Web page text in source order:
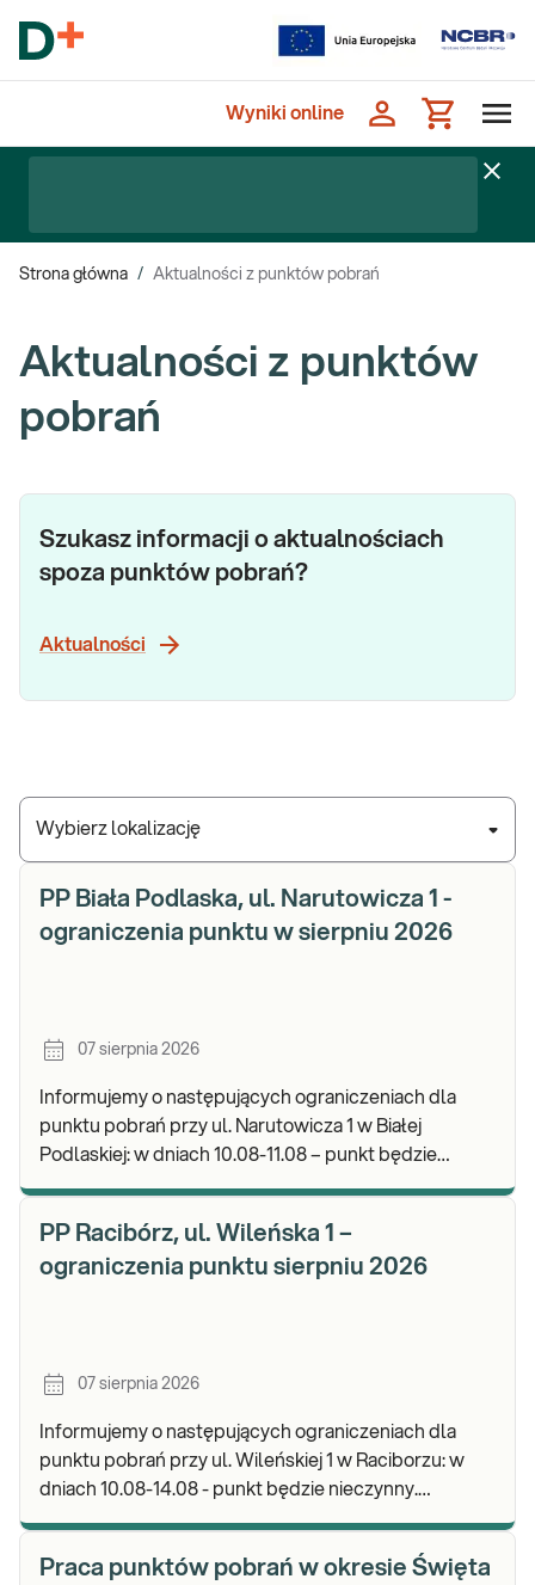
Wyniki online
Strona główna / Aktualności z punktów pobrań
Aktualności z punktów
pobrań
Wybierz lokalizację
Szukasz informacji o aktualnościach
spoza punktów pobrań?
Aktualności
PP Biała Podlaska, ul. Narutowicza 1 -
ograniczenia punktu w sierpniu 2026
07 sierpnia 2026
Informujemy o następujących ograniczeniach dla
punktu pobrań przy ul. Narutowicza 1 w Białej
Podlaskiej: w dniach 10.08-11.08 – punkt będzie
PP Racibórz, ul. Wileńska 1 –
ograniczenia punktu sierpniu 2026
07 sierpnia 2026
Informujemy o następujących ograniczeniach dla
punktu pobrań przy ul. Wileńskiej 1 w Raciborzu: w
dniach 10.08-14.08 - punkt będzie nieczynny.
Praca punktów pobrań w okresie Święta